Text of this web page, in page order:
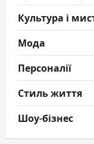
Культура і
Мода
Персоналії
Стиль життя
Шоу-бізнес